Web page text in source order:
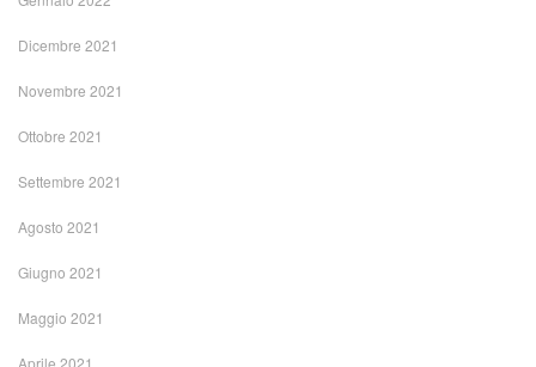
Dicembre 2021
Novembre 2021
Ottobre 2021
Settembre 2021
Agosto 2021
Giugno 2021
Maggio 2021